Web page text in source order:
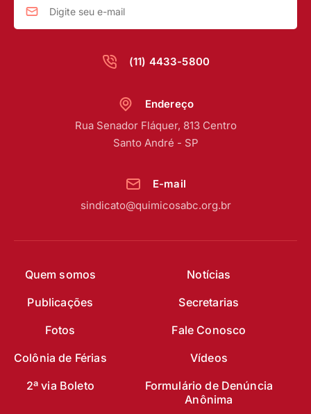
(11) 4433-5800
Quem somos
Notícias
Publicações
Secretarias
Fotos
Fale Conosco
Colônia de Férias
Vídeos
2ª via Boleto
Formulário de Denúncia
Anônima
Endereço
Rua Senador Fláquer, 813 Centro
Santo André - SP
E-mail
sindicato@quimicosabc.org.br